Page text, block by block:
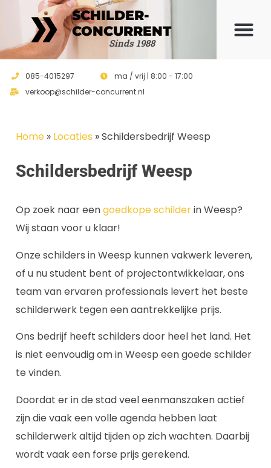
SCHILDER-
CONCURRENT
Sinds 1988
085-4015297
ma / vrij | 8:00 - 17:00
verkoop@schilder-concurrent.nl
Home » Locaties »Schildersbedrijf Weesp
Schildersbedrijf Weesp
Op zoek naar eengoedkope schilderin Weesp?
Wij staan voor u klaar!
Onze schilders in Weesp kunnen vakwerk leveren,
of u nu student bent of projectontwikkelaar, ons
team van ervaren professionals levert het beste
schilderwerk tegen een aantrekkelijke prijs.
Ons bedrijf heeft schilders door heel het land. Het
is niet eenvoudig om in Weesp een goede schilder
te vinden.
Doordat er in de stad veel eenmanszaken actief
zijn die vaak een volle agenda hebben laat
schilderwerk altijd tijden op zich wachten. Daarbij
wordt vaak een forse prijs gerekend.